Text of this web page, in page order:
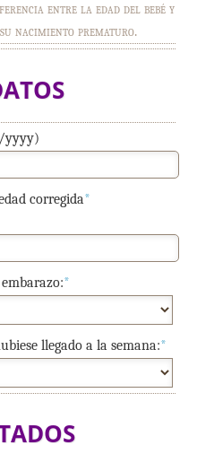
entre la edad del bebé y
nacimiento prematuro.
yyyy)
corregida*
*
llegado a la semana:*